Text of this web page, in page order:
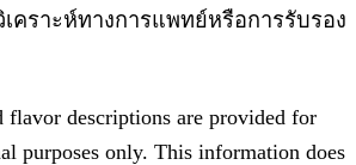
คราะห์ทางการแพทย์หรือการรับรอง
flavor descriptions are provided for
purposes only. This information does